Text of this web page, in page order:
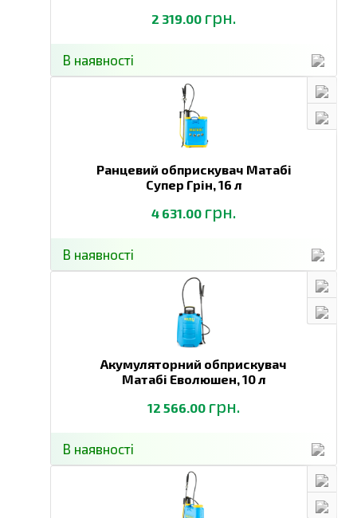
2 319.00 грн.
В наявності
Ранцевий обприскувач Матабі
Супер Грін,16 л
4 631.00 грн.
В наявності
Акумуляторний обприскувач
Матабі Еволюшен,10 л
12 566.00 грн.
В наявності